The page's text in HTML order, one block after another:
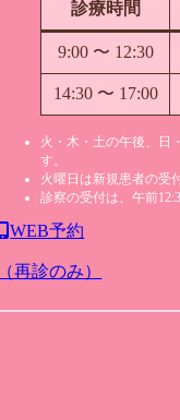
診療時間
9:00 〜 12:30
14:30 〜 17:00
火・木・土の午後、日
す。
火曜日は新規患者の受
診察の受付は、午前
WEB予約
（再診のみ）